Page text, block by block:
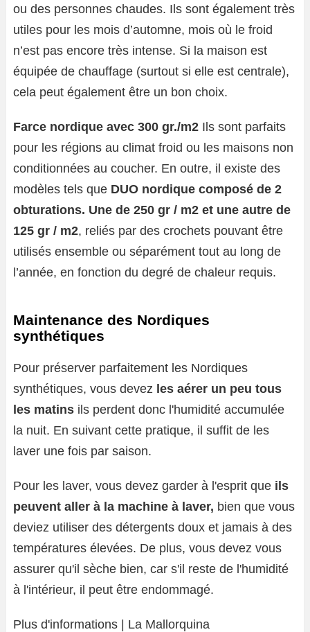
ou des personnes chaudes. Ils sont également très
utiles pour les mois d’automne, mois où le froid
n’est pas encore très intense. Si la maison est
équipée de chauffage (surtout si elle est centrale),
cela peut également être un bon choix.
Farce nordique avec 300 gr./m2 Ils sont parfaits
pour les régions au climat froid ou les maisons non
conditionnées au coucher. En outre, il existe des
modèles tels que DUO nordique composé de 2
obturations. Une de 250 gr / m2 et une autre de
125 gr / m2, reliés par des crochets pouvant être
utilisés ensemble ou séparément tout au long de
l’année, en fonction du degré de chaleur requis.
Maintenance des Nordiques
synthétiques
Pour préserver parfaitement les Nordiques
synthétiques, vous devez les aérer un peu tous
les matins ils perdent donc l'humidité accumulée
la nuit. En suivant cette pratique, il suffit de les
laver une fois par saison.
Pour les laver, vous devez garder à l'esprit que ils
peuvent aller à la machine à laver, bien que vous
deviez utiliser des détergents doux et jamais à des
températures élevées. De plus, vous devez vous
assurer qu'il sèche bien, car s'il reste de l'humidité
à l'intérieur, il peut être endommagé.
Plus d'informations | La Mallorquina